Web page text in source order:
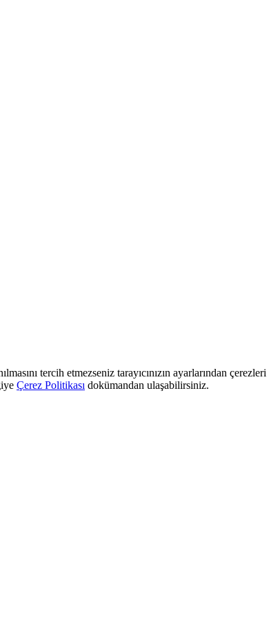
tercih etmezseniz tarayıcınızın ayarlarından çerezleri
Çerez Politikası dokümandan ulaşabilirsiniz.